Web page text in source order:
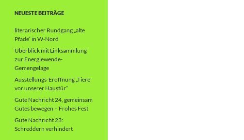
NEUESTE BEITRÄGE
literarischer Rundgang „alte
Pfade“ in W-Nord
Überblick mit Linksammlung
zur Energiewende-
Gemengelage
Ausstellungs-Eröffnung „Tiere
vor unserer Haustür“
Gute Nachricht 24, gemeinsam
Gutes bewegen – Frohes Fest
Gute Nachricht 23:
Schreddern verhindert